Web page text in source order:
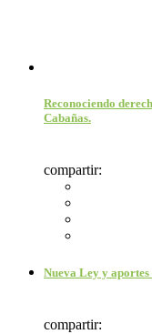
Reconociendo
Cabañas.
compartir:
Nueva Ley y aportes
compartir: